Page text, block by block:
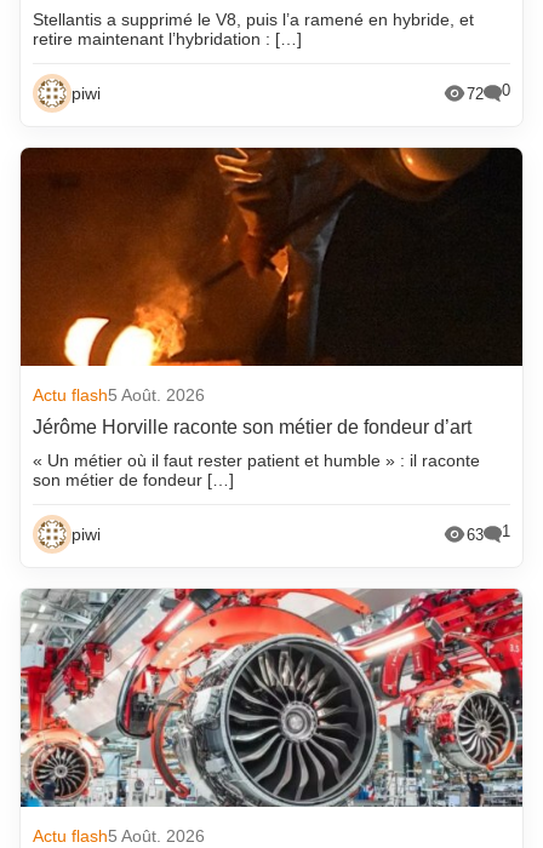
Stellantis a supprimé le V8, puis l’a ramené en hybride, et
retire maintenant l’hybridation : […]
piwi 72 0
Actu flash5 Août. 2026
Jérôme Horville raconte son métier de fondeur d’art
« Un métier où il faut rester patient et humble » : il raconte
son métier de fondeur […]
piwi 63 1
Actu flash5 Août. 2026